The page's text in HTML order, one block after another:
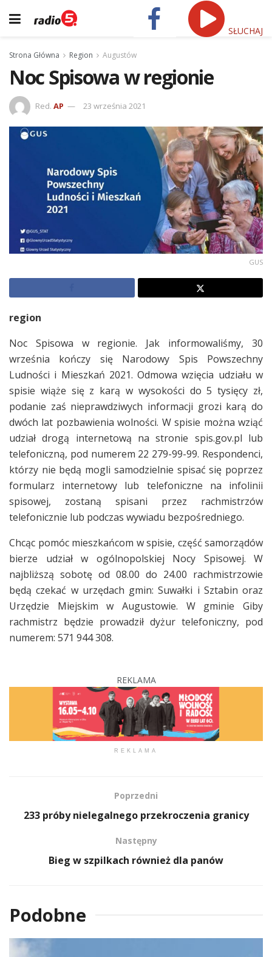
SŁUCHAJ
Strona Główna Region Augustów
Noc Spisowa w regionie
Red. AP 23 września 2021
GUS
region
Noc Spisowa w regionie. Jak informowaliśmy, 30
września kończy się Narodowy Spis Powszechny
Ludności i Mieszkań 2021. Odmowa wzięcia udziału w
spisie wiąże się z karą w wysokości do 5 tysięcy zł,
podanie zaś nieprawdziwych informacji grozi karą do
dwóch lat pozbawienia wolności. W spisie można wziąć
udział drogą internetową na stronie spis.gov.pl lub
telefoniczną, pod numerem 22 279-99-99. Respondenci,
którzy nie będą mogli samodzielnie spisać się poprzez
formularz internetowy lub telefoniczne na infolinii
spisowej, zostaną spisani przez rachmistrzów
telefonicznie lub podczas wywiadu bezpośredniego.
Chcąc pomóc mieszkańcom w spisie, część samorządów
bierze udział w ogólnopolskiej Nocy Spisowej. W
najbliższą sobotę od 08.00 do 24.00 rachmistrzowie
będą czekać w urzędach gmin: Suwałki i Sztabin oraz
Urzędzie Miejskim w Augustowie. W gminie Giby
rachmistrz będzie prowadził dyżur telefoniczny, pod
numerem: 571 944 308.
REKLAMA
REKLAMA
Poprzedni
233 próby nielegalnego przekroczenia granicy
Następny
Bieg w szpilkach również dla panów
Podobne